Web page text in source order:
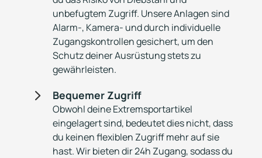
unbefugtem Zugriff. Unsere Anlagen sind
Alarm-, Kamera- und durch individuelle
Zugangskontrollen gesichert, um den
Schutz deiner Ausrüstung stets zu
gewährleisten.
5 Bequemer Zugriff
Obwohl deine Extremsportartikel
eingelagert sind, bedeutet dies nicht, dass
du keinen flexiblen Zugriff mehr auf sie
hast. Wir bieten dir 24h Zugang, sodass du